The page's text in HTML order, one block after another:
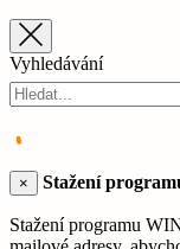
Vyhledávání
× Stažení
Stažení programu